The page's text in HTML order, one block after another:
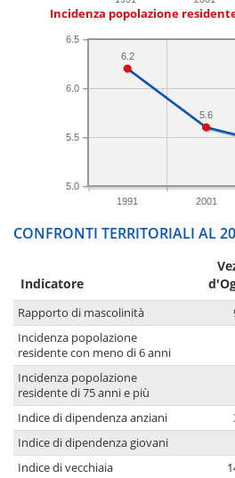
Incidenza popolazione
1991 2001
5.0
5.5
6.0
6.5
5.6
6.2
CONFRONTI TERRITORIALI AL
Indicatore
Rapporto di mascolinità
Incidenza popolazione
residente con meno di 6 anni
Incidenza popolazione
residente di 75 anni e più
Indice di dipendenza anziani
Indice di dipendenza giovani
Indice di vecchiaia